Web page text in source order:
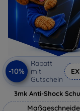
-10%
Rabatt
mit
Gutschein
3mk Anti-Shock